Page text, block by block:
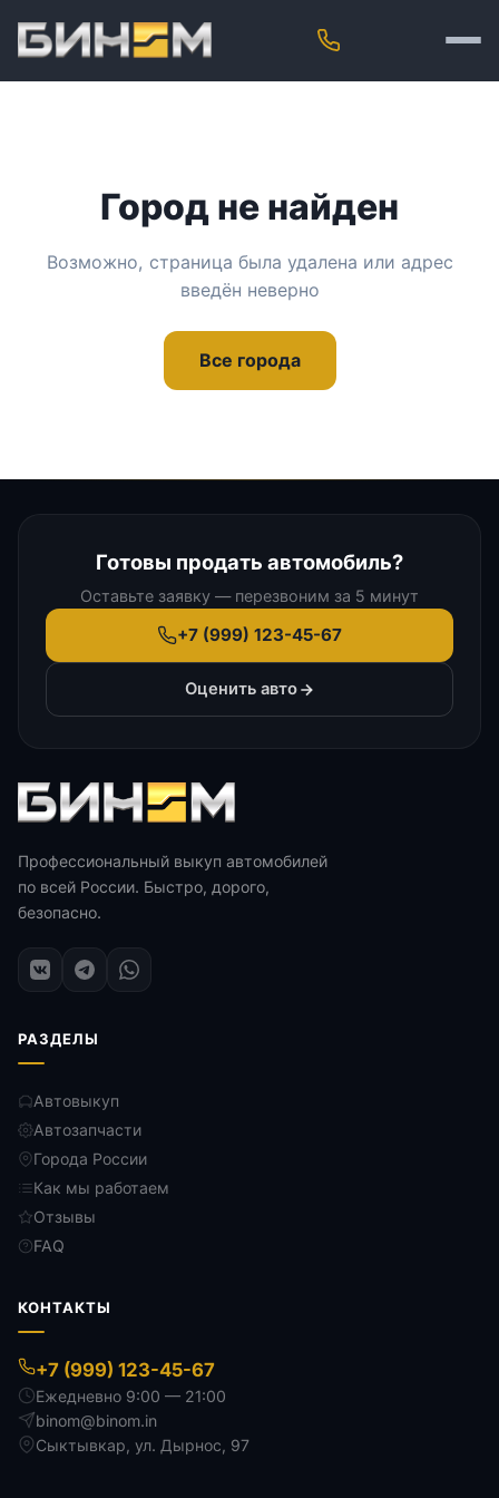
Город не найден
Возможно, страница была удалена или адрес
введён неверно
Все города
Готовы продать автомобиль?
Оставьте заявку — перезвоним за 5 минут
+7 (999) 123-45-67
Оценить авто
Профессиональный выкуп автомобилей
по всей России. Быстро, дорого,
безопасно.
РАЗДЕЛЫ
Автовыкуп
Автозапчасти
Города России
Как мы работаем
Отзывы
FAQ
КОНТАКТЫ
+7 (999) 123-45-67
Ежедневно 9:00 — 21:00
binom@binom.in
Сыктывкар, ул. Дырнос, 97